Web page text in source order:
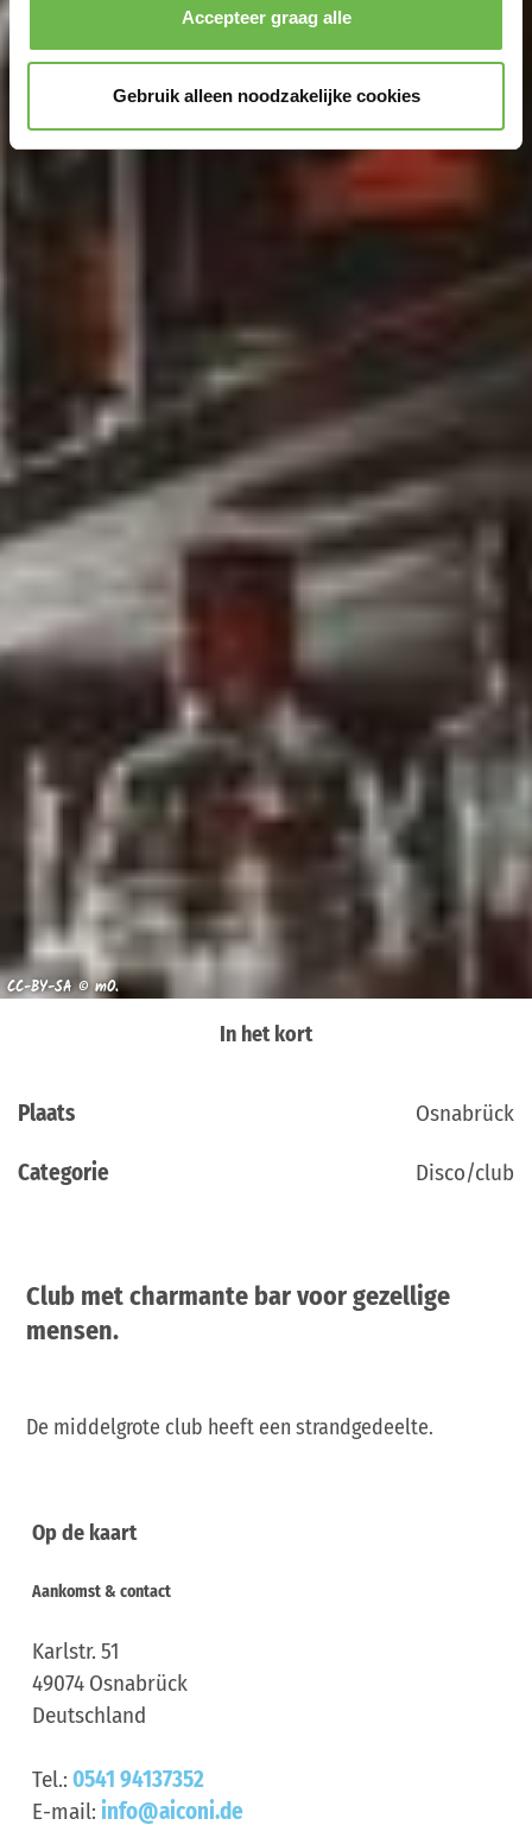
Accepteer graag alle
Gebruik alleen noodzakelijke cookies
CC-BY-SA © mO.
In het kort
Plaats Osnabrück
Categorie Disco/club
Club met charmante bar voor gezellige
mensen.
De middelgrote club heeft een strandgedeelte.
Op de kaart
Aankomst & contact
Karlstr. 51
49074 Osnabrück
Deutschland
Tel.: 0541 94137352
E-mail: info@aiconi.de